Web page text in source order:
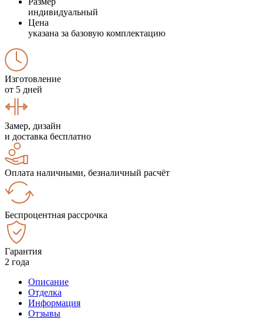
индивидуальный
Цена
указана за базовую комплектацию
Изготовление
от 5 дней
Замер, дизайн
и доставка бесплатно
Оплата наличными, безналичный расчёт
Беспроцентная рассрочка
Гарантия
2 года
Описание
Отделка
Информация
Отзывы